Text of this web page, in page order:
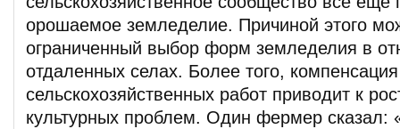
орошаемое земледелие. Причиной этого
ограниченный выбор форм земледелия в
отдаленных селах. Более того, компенсация
сельскохозяйственных работ приводит к
культурных проблем. Один фермер сказал: